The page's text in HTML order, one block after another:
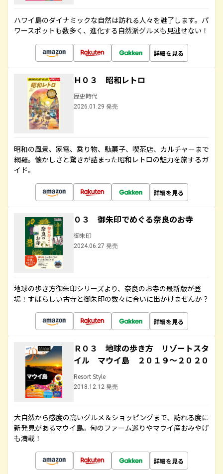
ハワイ島のダイナミックな自然は訪れる人々を魅了します。パ
ワースポットも数多く、進化する自然派グルメも見逃せない！
詳細を見る
Ｈ０３ 昭和レトロ
歴史時代
2026.01.29 発売
昭和の風景、家電、乗り物、駄菓子、喫茶店、カルチャーまで
網羅。懐かしさと驚きが詰まった昭和レトロの魅力を旅するガ
イド。
詳細を見る
０３ 御朱印でめぐる奈良のお寺
御朱印
2024.06.27 発売
地球の歩き方御朱印シリーズより、奈良のお寺の最新版が登
場！すばらしい古寺と御朱印の数々に合いに出かけませんか？
詳細を見る
Ｒ０３ 地球の歩き方 リゾートスタ
イル マウイ島 ２０１９～２０２０
Resort Style
2018.12.12 発売
大自然から感度の高いグルメ＆ショッピングまで、訪れる度に
新発見があるマウイ島。旬のファーム巡りやマウイ産おみやげ
も満載！
詳細を見る